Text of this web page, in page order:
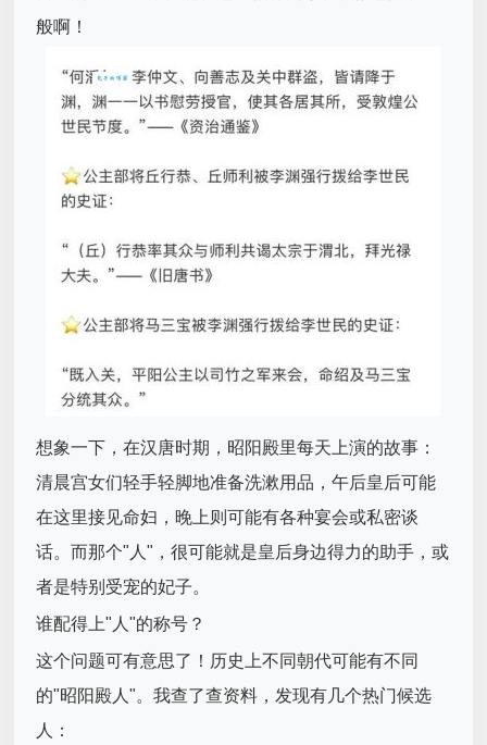
般啊！
想象一下，在汉唐时期，昭阳殿里每天上演的故事：
清晨宫女们轻手轻脚地准备洗漱用品，午后皇后可能
在这里接见命妇，晚上则可能有各种宴会或私密谈
话。而那个"人"，很可能就是皇后身边得力的助手，或
者是特别受宠的妃子。
谁配得上"人"的称号？
这个问题可有意思了！历史上不同朝代可能有不同
的"昭阳殿人"。我查了查资料，发现有几个热门候选
人：